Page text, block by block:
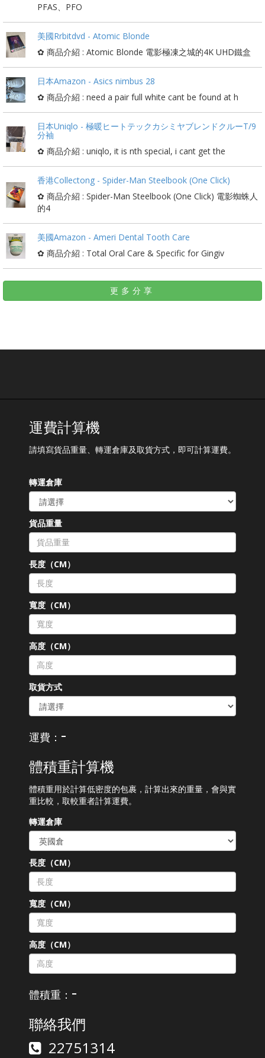
PFAS、PFO
美國Rrbitdvd - Atomic Blonde
✿ 商品介紹 : Atomic Blonde 電影極凍之城的4K UHD鐵盒
日本Amazon - Asics nimbus 28
✿ 商品介紹 : need a pair full white cant be found at h
日本Uniqlo - 極暖ヒートテックカシミヤブレンドクルーT/9
分袖
✿ 商品介紹 : uniqlo, it is nth special, i cant get the
香港Collectong - Spider-Man Steelbook (One Click)
✿ 商品介紹 : Spider-Man Steelbook (One Click) 電影蜘蛛人
的4
美國Amazon - Ameri Dental Tooth Care
✿ 商品介紹 : Total Oral Care & Specific for Gingiv
更多分享
運費計算機
請填寫貨品重量、轉運倉庫及取貨方式，即可計算運費。
轉運倉庫
貨品重量
長度（CM）
寬度（CM）
高度（CM）
取貨方式
運費： -
體積重計算機
體積重用於計算低密度的包裹，計算出來的重量，會與實
重比較，取較重者計算運費。
轉運倉庫
長度（CM）
寬度（CM）
高度（CM）
體積重： -
聯絡我們
22751314